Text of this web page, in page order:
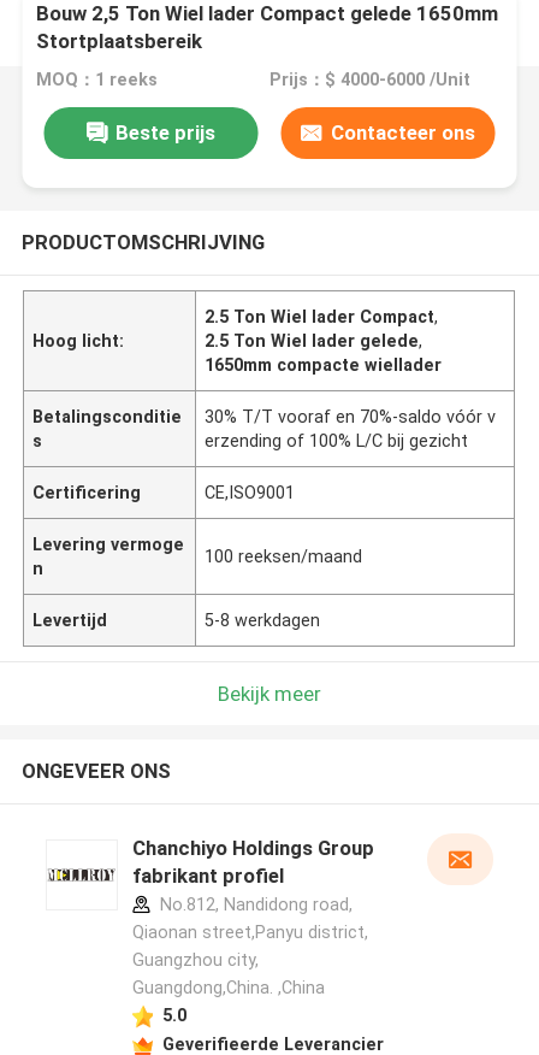
Bouw 2,5 Ton Wiel lader Compact gelede 1650mm
Stortplaatsbereik
MOQ：1 reeks Prijs：$ 4000-6000 /Unit
Beste prijs Contacteer ons
PRODUCTOMSCHRIJVING
Hoog licht:
2.5 Ton Wiel lader Compact,
2.5 Ton Wiel lader gelede,
1650mm compacte wiellader
Betalingsconditie
s
30% T/T vooraf en 70%-saldo vóór v
erzending of 100% L/C bij gezicht
Certificering CE,ISO9001
Levering vermoge
n
100 reeksen/maand
Levertijd 5-8 werkdagen
Bekijk meer
ONGEVEER ONS
Chanchiyo Holdings Group
fabrikant profiel
No.812, Nandidong road,
Qiaonan street,Panyu district,
Guangzhou city,
Guangdong,China. ,China
5.0
Geverifieerde Leverancier